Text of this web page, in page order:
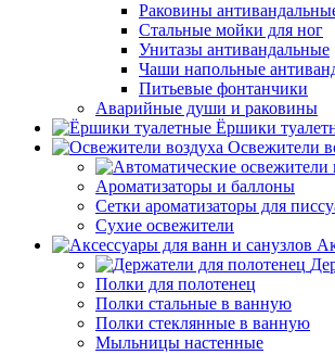
Раковины
Стальные мойки для ног
Унитазы антивандальные
Чаши напольные
Питьевые фонтанчики
Аварийные души и раковины
Ёршики
Освежители
Ароматизаторы и баллоны
Сетки ароматизаторы для
Сухие освежители
Полки для полотенец
Полки стальные в ванную
Полки стеклянные в ванную
Мыльницы настенные